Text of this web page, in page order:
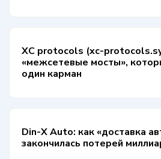
XC protocols (xc-
«межсетевые мосты»,
один карман
Din-X Auto: как «доставка
закончилась потерей